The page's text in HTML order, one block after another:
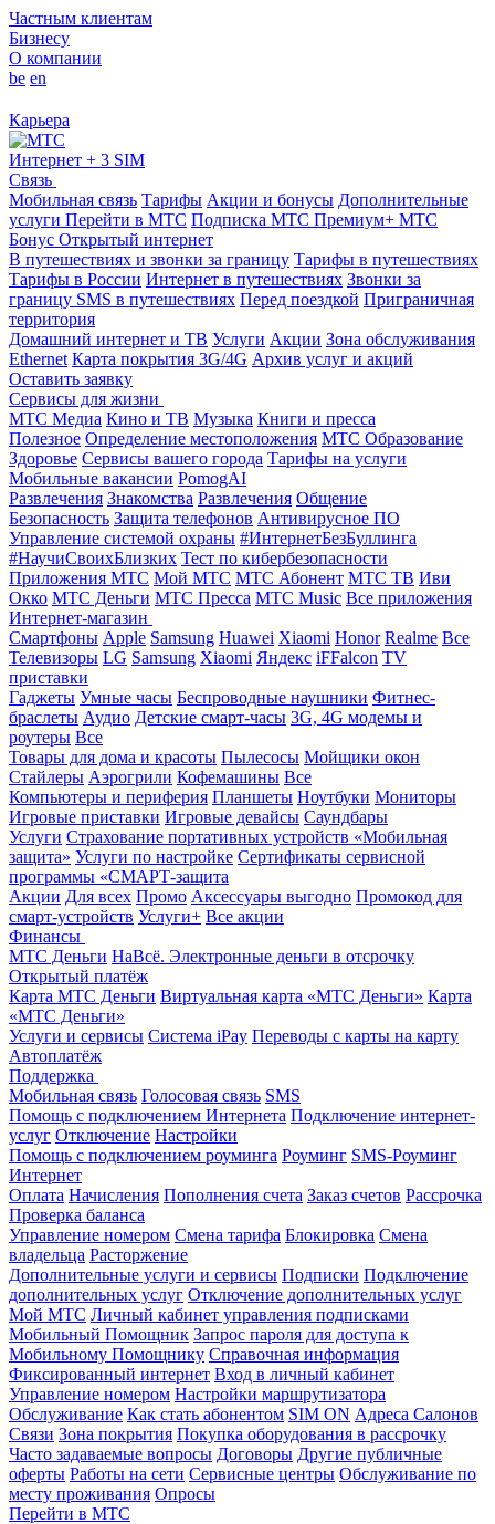
Частным клиентам
Бизнесу
О компании
be en
Карьера
Интернет + 3 SIM
Связь
Мобильная связь Тарифы Акции и бонусы Дополнительные
услуги Перейти в МТС Подписка МТС Премиум+ МТС
Бонус Открытый интернет
В путешествиях и звонки за границу Тарифы в путешествиях
Тарифы в России Интернет в путешествиях Звонки за
границу SMS в путешествиях Перед поездкой Приграничная
территория
Домашний интернет и ТВ Услуги Акции Зона обслуживания
Ethernet Карта покрытия 3G/4G Архив услуг и акций
Оставить заявку
Сервисы для жизни
МТС Медиа Кино и ТВ Музыка Книги и пресса
Полезное Определение местоположения МТС Образование
Здоровье Сервисы вашего города Тарифы на услуги
Мобильные вакансии PomogAI
Развлечения Знакомства Развлечения Общение
Безопасность Защита телефонов Антивирусное ПО
Управление системой охраны #ИнтернетБезБуллинга
#НаучиСвоихБлизких Тест по кибербезопасности
Приложения МТС Мой МТС МТС Абонент МТС ТВ Иви
Окко МТС Деньги МТС Пресса МТС Music Все приложения
Интернет-магазин
Смартфоны Apple Samsung Huawei Xiaomi Honor Realme Все
Телевизоры LG Samsung Xiaomi Яндекс iFFalcon TV
приставки
Гаджеты Умные часы Беспроводные наушники Фитнес-
браслеты Аудио Детские смарт-часы 3G, 4G модемы и
роутеры Все
Товары для дома и красоты Пылесосы Мойщики окон
Стайлеры Аэрогрили Кофемашины Все
Компьютеры и периферия Планшеты Ноутбуки Мониторы
Игровые приставки Игровые девайсы Саундбары
Услуги Страхование портативных устройств «Мобильная
защита» Услуги по настройке Сертификаты сервисной
программы «СМАРТ-защита
Акции Для всех Промо Аксессуары выгодно Промокод для
смарт-устройств Услуги+ Все акции
Финансы
МТС Деньги НаВсё. Электронные деньги в отсрочку
Открытый платёж
Карта МТС Деньги Виртуальная карта «МТС Деньги» Карта
«МТС Деньги»
Услуги и сервисы Система iPay Переводы с карты на карту
Автоплатёж
Поддержка
Мобильная связь Голосовая связь SMS
Помощь с подключением Интернета Подключение интернет-
услуг Отключение Настройки
Помощь с подключением роуминга Роуминг SMS-Роуминг
Интернет
Оплата Начисления Пополнения счета Заказ счетов Рассрочка
Проверка баланса
Управление номером Смена тарифа Блокировка Смена
владельца Расторжение
Дополнительные услуги и сервисы Подписки Подключение
дополнительных услуг Отключение дополнительных услуг
Мой МТС Личный кабинет управления подписками
Мобильный Помощник Запрос пароля для доступа к
Мобильному Помощнику Справочная информация
Фиксированный интернет Вход в личный кабинет
Управление номером Настройки маршрутизатора
Обслуживание Как стать абонентом SIM ON Адреса Салонов
Связи Зона покрытия Покупка оборудования в рассрочку
Часто задаваемые вопросы Договоры Другие публичные
оферты Работы на сети Сервисные центры Обслуживание по
месту проживания Опросы
Перейти в МТС